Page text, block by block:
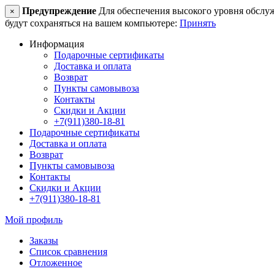
× Предупреждение Для обеспечения высокого уровня
будут сохраняться на вашем компьютере: Принять
Информация
Подарочные сертификаты
Доставка и оплата
Возврат
Пункты самовывоза
Контакты
Скидки и Акции
+7(911)380-18-81
Подарочные сертификаты
Доставка и оплата
Возврат
Пункты самовывоза
Контакты
Скидки и Акции
+7(911)380-18-81
Мой профиль
Заказы
Список сравнения
Отложенное